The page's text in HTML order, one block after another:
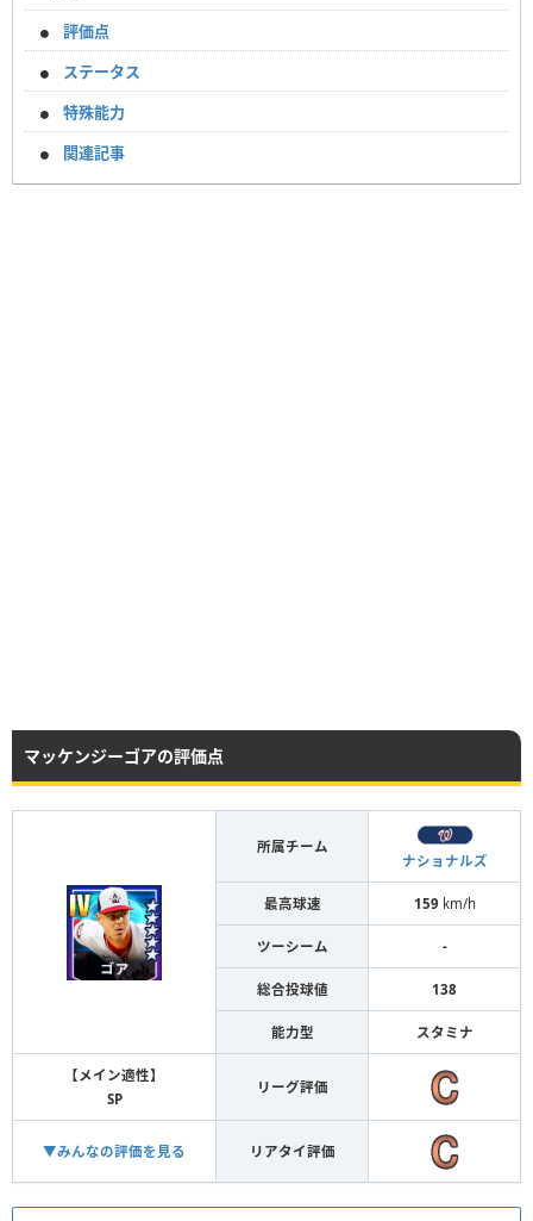
評価点
ステータス
特殊能力
関連記事
マッケンジーゴアの評価点
所属チーム
ナショナルズ
最高球速 159km/h
ツーシーム -
総合投球値 138
能力型 スタミナ
【メイン適性】
SP
リーグ評価
▼みんなの評価を見る リアタイ評価